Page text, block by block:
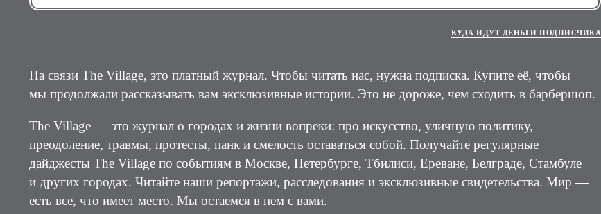
КУДА ИДУТ ДЕНЬГИ ПОДПИСЧИКА
На связи The Village, это платный журнал. Чтобы читать нас, нужна подписка. Купите её, чтобы
мы продолжали рассказывать вам эксклюзивные истории. Это не дороже, чем сходить в барбершоп.
The Village — это журнал о городах и жизни вопреки: про искусство, уличную политику,
преодоление, травмы, протесты, панк и смелость оставаться собой. Получайте регулярные
дайджесты The Village по событиям в Москве, Петербурге, Тбилиси, Ереване, Белграде, Стамбуле
и других городах. Читайте наши репортажи, расследования и эксклюзивные свидетельства. Мир —
есть все, что имеет место. Мы остаемся в нем с вами.